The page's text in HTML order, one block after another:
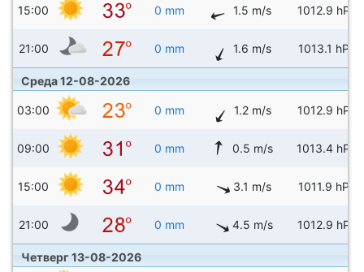
15:00 0 mm 1.5 m/s 1012.9 hPa
21:00 0 mm 1.6 m/s 1013.1 hPa
Среда 12-08-2026
03:00 0 mm 1.2 m/s 1012.9 hPa
09:00 0 mm 0.5 m/s 1013.4 hPa
15:00 0 mm 3.1 m/s 1011.9 hPa
21:00 0 mm 4.5 m/s 1012.9 hPa
Четверг 13-08-2026